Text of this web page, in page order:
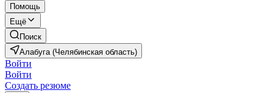
Помощь
Ещё
Поиск
Алабуга (Челябинская область)
Войти
Войти
Создать резюме